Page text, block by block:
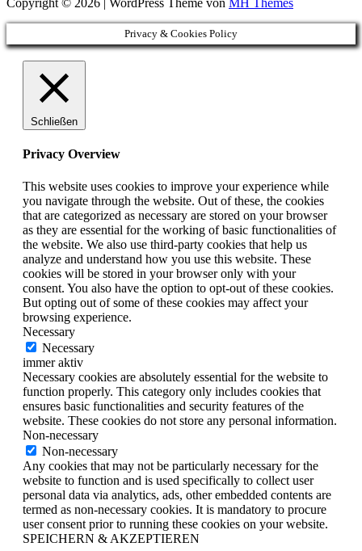
Copyright © 2026 | WordPress Theme von MH Themes
Privacy & Cookies Policy
Schließen
Privacy Overview
This website uses cookies to improve your experience while
you navigate through the website. Out of these, the cookies
that are categorized as necessary are stored on your browser
as they are essential for the working of basic functionalities of
the website. We also use third-party cookies that help us
analyze and understand how you use this website. These
cookies will be stored in your browser only with your
consent. You also have the option to opt-out of these cookies.
But opting out of some of these cookies may affect your
browsing experience.
Necessary
Necessary
immer aktiv
Necessary cookies are absolutely essential for the website to
function properly. This category only includes cookies that
ensures basic functionalities and security features of the
website. These cookies do not store any personal information.
Non-necessary
Non-necessary
Any cookies that may not be particularly necessary for the
website to function and is used specifically to collect user
personal data via analytics, ads, other embedded contents are
termed as non-necessary cookies. It is mandatory to procure
user consent prior to running these cookies on your website.
SPEICHERN & AKZEPTIEREN